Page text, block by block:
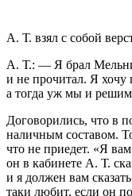
А. Т. взял с собой
А. Т.: — Я брал
и не прочитал. Я хочу
а тогда уж мы и
Договорились, что в
наличным составом.
что не приедет. «Я
он в кабинете А. Т.
и я должен вам
таки любит, если он